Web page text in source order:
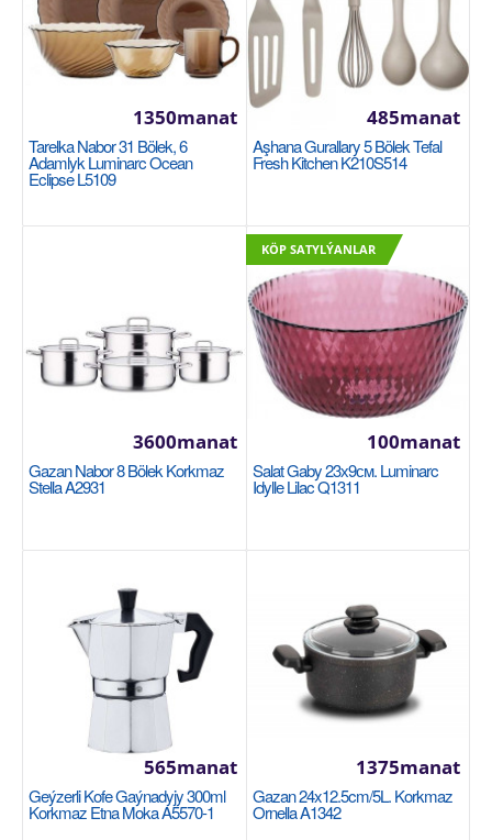
Stakan nabor 4шт. 330мл. Luminarc Shiny
Стаканы высокие объемом 330мл 4шт
насыщенного серебряно-графитового цвета. Не
подходит для испол..
270manat
Availability
13
Tarelka Nabor 31 Bölek, 6
Adamlyk Luminarc Ocean
Eclipse L5109
1350manat
Aşhana Gurallary 5 Bölek Tefal
Fresh Kitchen K210S514
485manat
Gazan Nabor 8 Bölek Korkmaz
Stella A2931
3600manat
KÖP SATYLÝANLAR
Salat Gaby 23х9см. Luminarc
Idylle Lilac Q1311
100manat
Geýzerli Kofe Gaýnadyjy 300ml
Korkmaz Etna Moka A5570-1
565manat
Gazan 24x12.5cm/5L. Korkmaz
Ornella A1342
1375manat